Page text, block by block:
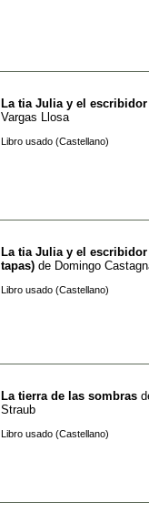
La tia Julia y el escribidor
Vargas Llosa
Libro usado (Castellano)
La tia Julia y el escribidor
tapas) de Domingo
Libro usado (Castellano)
La tierra de las sombras
Straub
Libro usado (Castellano)